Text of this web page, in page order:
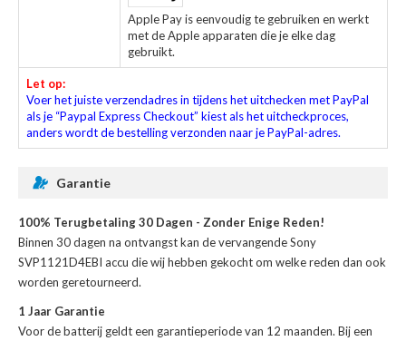
Apple Pay is eenvoudig te gebruiken en werkt
met de Apple apparaten die je elke dag
gebruikt.
Let op:
Voer het juiste verzendadres in tijdens het uitchecken met PayPal
als je “Paypal Express Checkout” kiest als het uitcheckproces,
anders wordt de bestelling verzonden naar je PayPal-adres.
Garantie
100% Terugbetaling 30 Dagen - Zonder Enige Reden!
Binnen 30 dagen na ontvangst kan devervangende Sony
SVP1121D4EBI accu die wij hebben gekocht om welke reden dan ook
worden geretourneerd.
1 Jaar Garantie
Voor debatterij geldt een garantieperiode van 12 maanden. Bij een